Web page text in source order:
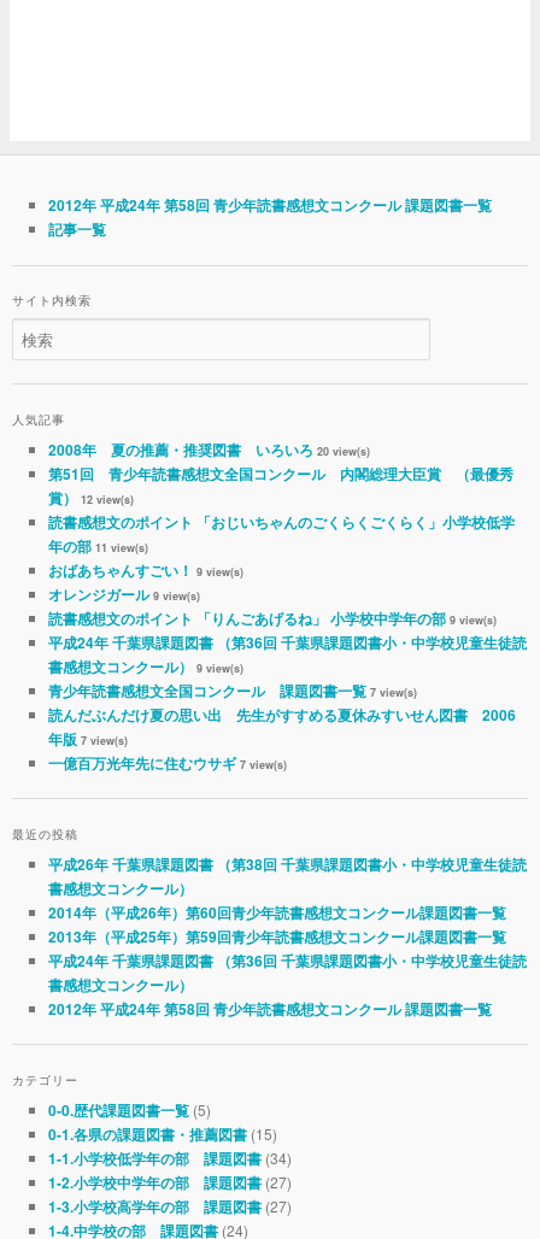
2012年 平成24年 第58回 青少年読書感想文コンクール 課題図書一覧
記事一覧
サイト内検索
人気記事
2008年 夏の推薦・推奨図書 いろいろ 20 view(s)
第51回 青少年読書感想文全国コンクール 内閣総理大臣賞 （最優秀
賞）
12 view(s)
読書感想文のポイント 「おじいちゃんのごくらくごくらく」小学校低学
年の部 11 view(s)
おばあちゃんすごい！ 9 view(s)
オレンジガール 9 view(s)
読書感想文のポイント 「りんごあげるね」 小学校中学年の部 9 view(s)
平成24年 千葉県課題図書 （第36回 千葉県課題図書小・中学校児童生徒読
書感想文コンクール）
9 view(s)
青少年読書感想文全国コンクール 課題図書一覧 7 view(s)
読んだぶんだけ夏の思い出 先生がすすめる夏休みすいせん図書 2006
年版 7 view(s)
一億百万光年先に住むウサギ 7 view(s)
最近の投稿
平成26年 千葉県課題図書 （第38回 千葉県課題図書小・中学校児童生徒読
書感想文コンクール）
2014年（平成26年）第60回青少年読書感想文コンクール課題図書一覧
2013年（平成25年）第59回青少年読書感想文コンクール課題図書一覧
平成24年 千葉県課題図書 （第36回 千葉県課題図書小・中学校児童生徒読
書感想文コンクール）
2012年 平成24年 第58回 青少年読書感想文コンクール 課題図書一覧
カテゴリー
0-0.歴代課題図書一覧(5)
0-1.各県の課題図書・推薦図書(15)
1-1.小学校低学年の部 課題図書(34)
1-2.小学校中学年の部 課題図書(27)
1-3.小学校高学年の部 課題図書(27)
1-4.中学校の部 課題図書(24)